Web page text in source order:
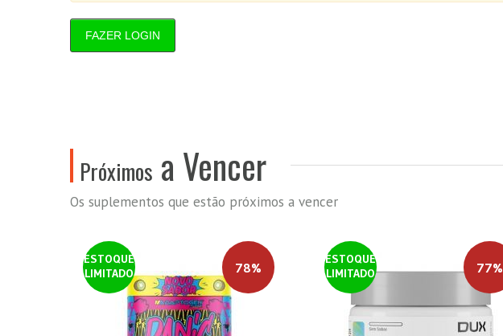
FAZER LOGIN
Próximos a Vencer
Os suplementos que estão próximos a vencer
ESTOQUE
LIMITADO
78%
ESTOQUE
LIMITADO
77%